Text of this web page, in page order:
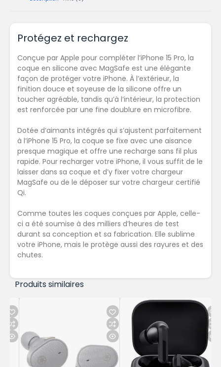
Protégez et rechargez
Conçue par Apple pour compléter l’iPhone 15 Pro, la
coque en silicone avec MagSafe est une élégante
façon de protéger votre iPhone. À l’extérieur, la
finition douce et soyeuse de la silicone offre un
toucher agréable, tandis qu’à l’intérieur, la protection
est renforcée par une fine doublure en microfibre.
Dotée d’aimants intégrés qui s’ajustent parfaitement
à l’iPhone 15 Pro, la coque se fixe avec une aisance
presque magique et offre une recharge sans fil plus
rapide. Pour recharger votre iPhone, il vous suffit de le
laisser dans sa coque et d’y fixer votre chargeur
MagSafe ou de le déposer sur votre chargeur certifié
Qi.
Comme toutes les coques conçues par Apple, celle-
ci a été soumise à des milliers d’heures de test
durant sa conception et sa fabrication. Elle sublime
votre iPhone, mais le protège aussi des rayures et des
chutes.
Produits similaires